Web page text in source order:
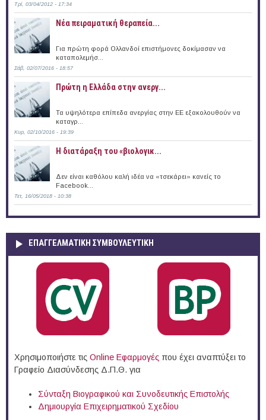
Τρί, 03/04/2012 - 17:34
Νέα πειραματική θεραπεία...
Για πρώτη φορά Ολλανδοί επιστήμονες δοκίμασαν να
καταπολεμήσ...
Σάβ, 02/07/2016 - 18:57
Πρώτη η Ελλάδα στην ανεργ...
Τα υψηλότερα επίπεδα ανεργίας στην ΕΕ εξακολουθούν να
καταγρ...
Κυρ, 02/10/2016 - 19:39
Η διατάραξη του «βιολογικ...
Δεν είναι καθόλου καλή ιδέα να «τσεκάρει» κανείς το
Facebook...
Τετ, 16/05/2018 - 10:38
ΕΠΑΓΓΕΛΜΑΤΙΚΉ ΣΥΜΒΟΥΛΕΥΤΙΚΉ
Χρησιμοποιήστε τις Online Eφαρμογές που έχει αναπτύξει το
Γραφείο Διασύνδεσης Δ.Π.Θ. για
Σύνταξη Βιογραφικού και Συνοδευτικής Επιστολής
Δημιουργία Επιχειρηματικού Σχεδίου